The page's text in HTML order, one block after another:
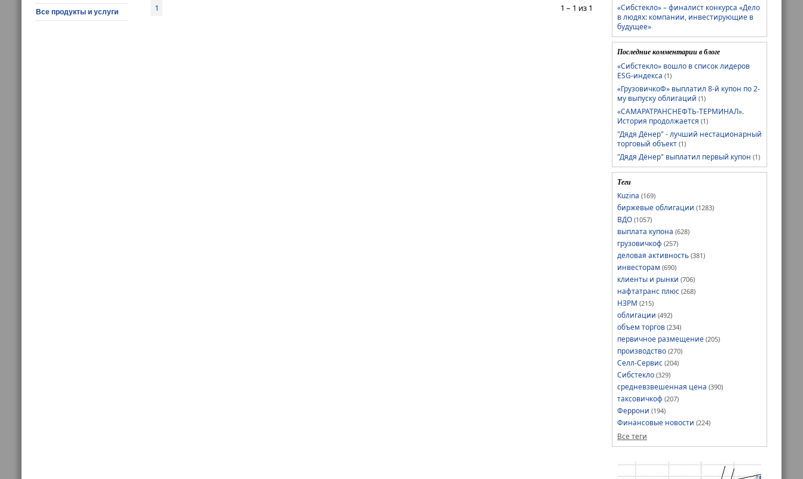
Все продукты и услуги 1 – 1 из 1
1
«Сибстекло» – финалист конкурса «Дело
в людях: компании, инвестирующие в
будущее»
Последние комментарии в блоге
«Сибстекло» вошло в список лидеров
ESG-индекса (1)
«ГрузовичкоФ» выплатил 8-й купон по 2-
му выпуску облигаций (1)
«САМАРАТРАНСНЕФТЬ-ТЕРМИНАЛ».
История продолжается (1)
"Дядя Дёнер" - лучший нестационарный
торговый объект (1)
"Дядя Дёнер" выплатил первый купон (1)
Теги
Kuzina (169)
биржевые облигации (1283)
ВДО (1057)
выплата купона (628)
грузовичкоф (257)
деловая активность (381)
инвесторам (690)
клиенты и рынки (706)
нафтатранс плюс (268)
НЗРМ (215)
облигации (492)
объем торгов (234)
первичное размещение (205)
производство (270)
Селл-Сервис (204)
Сибстекло (329)
средневзвешенная цена (390)
таксовичкоф (207)
Феррони (194)
Финансовые новости (224)
Все теги